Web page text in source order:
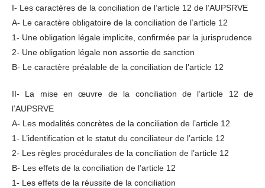
I- Les caractères de la conciliation de l’article 12 de l’AUPSRVE
A- Le caractère obligatoire de la conciliation de l’article 12
1- Une obligation légale implicite, confirmée par la jurisprudence
2- Une obligation légale non assortie de sanction
B- Le caractère préalable de la conciliation de l’article 12
II- La mise en œuvre de la conciliation de l’article 12 de
l’AUPSRVE
A- Les modalités concrètes de la conciliation de l’article 12
1- L’identification et le statut du conciliateur de l’article 12
2- Les règles procédurales de la conciliation de l’article 12
B- Les effets de la conciliation de l’article 12
1- Les effets de la réussite de la conciliation